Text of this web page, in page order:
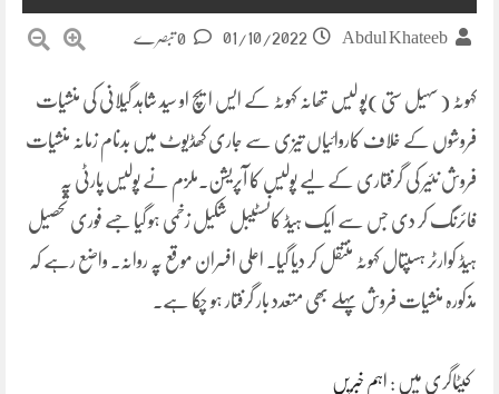
Abdul Khateeb
01/10/2022
کہوٹہ ( سہیل ستی )پو لیس تھانہ کہوٹہ کے ایس ایچ او سید شاہد گیلانی کی منشیات
فروشوں کے خلاف کاروائیاں تیزی سے جاری کھڈیوٹ میں بدنام زمانہ منشیات
فروش نئیر کی گرفتاری کے لیے پولیس کا آپریشن۔ملزم نے پولیس پارٹی پہ
فائرنگ کر دی جس سے ایک ہیڈ کانسٹیبل شکیل زخمی ہو گیا جسے فوری تحصیل
ہیڈ کوارٹر ہسپتال کہوٹہ منتقل کر دیا گیا۔ اعلی افسران موقع پہ روانہ۔ واضع رہے کہ
مذکورہ منشیات فروش پہلے بھی متعدد بار گرفتار ہو چکا ہے۔
کیٹاگری میں : اہم خبریں